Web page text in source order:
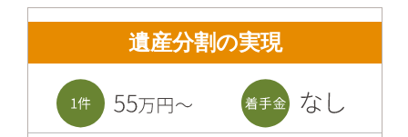
遺産分割の実現